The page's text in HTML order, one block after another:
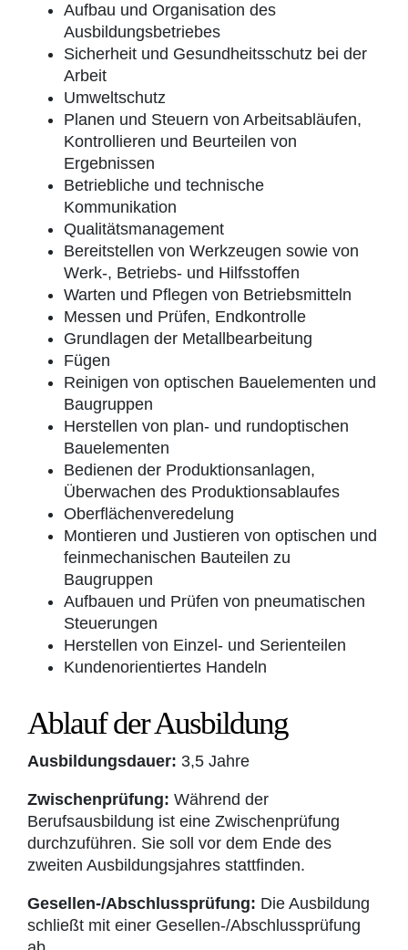
Aufbau und Organisation des
Ausbildungsbetriebes
Sicherheit und Gesundheitsschutz bei der
Arbeit
Umweltschutz
Planen und Steuern von Arbeitsabläufen,
Kontrollieren und Beurteilen von
Ergebnissen
Betriebliche und technische
Kommunikation
Qualitätsmanagement
Bereitstellen von Werkzeugen sowie von
Werk-, Betriebs- und Hilfsstoffen
Warten und Pflegen von Betriebsmitteln
Messen und Prüfen, Endkontrolle
Grundlagen der Metallbearbeitung
Fügen
Reinigen von optischen Bauelementen und
Baugruppen
Herstellen von plan- und rundoptischen
Bauelementen
Bedienen der Produktionsanlagen,
Überwachen des Produktionsablaufes
Oberflächenveredelung
Montieren und Justieren von optischen und
feinmechanischen Bauteilen zu
Baugruppen
Aufbauen und Prüfen von pneumatischen
Steuerungen
Herstellen von Einzel- und Serienteilen
Kundenorientiertes Handeln
Ablauf der Ausbildung
Ausbildungsdauer: 3,5 Jahre
Zwischenprüfung: Während der
Berufsausbildung ist eine Zwischenprüfung
durchzuführen. Sie soll vor dem Ende des
zweiten Ausbildungsjahres stattfinden.
Gesellen-/Abschlussprüfung: Die Ausbildung
schließt mit einer Gesellen-/Abschlussprüfung